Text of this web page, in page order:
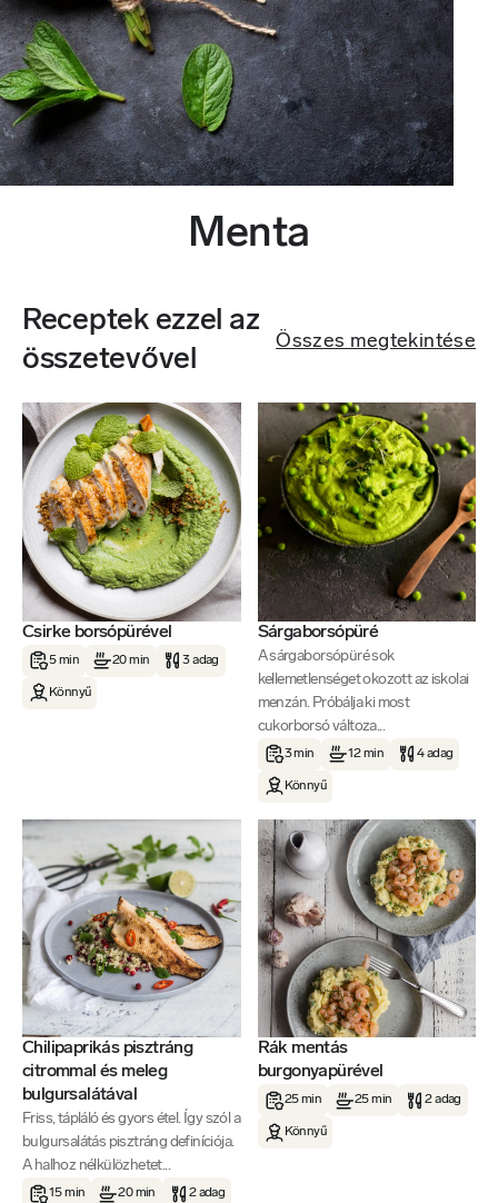
Menta
Receptek ezzel az
összetevővel
Összes megtekintése
Csirke borsópürével
5 min 20 min 3 adag
Könnyű
Sárgaborsópüré
A sárgaborsópüré sok
kellemetlenséget okozott az iskolai
menzán. Próbálja ki most
cukorborsó változa...
3 min 12 min 4 adag
Könnyű
Chilipaprikás pisztráng
citrommal és meleg
bulgursalátával
Friss, tápláló és gyors étel. Így szól a
bulgursalátás pisztráng definíciója.
A halhoz nélkülözhetet...
15 min 20 min 2 adag
Rák mentás
burgonyapürével
25 min 25 min 2 adag
Könnyű